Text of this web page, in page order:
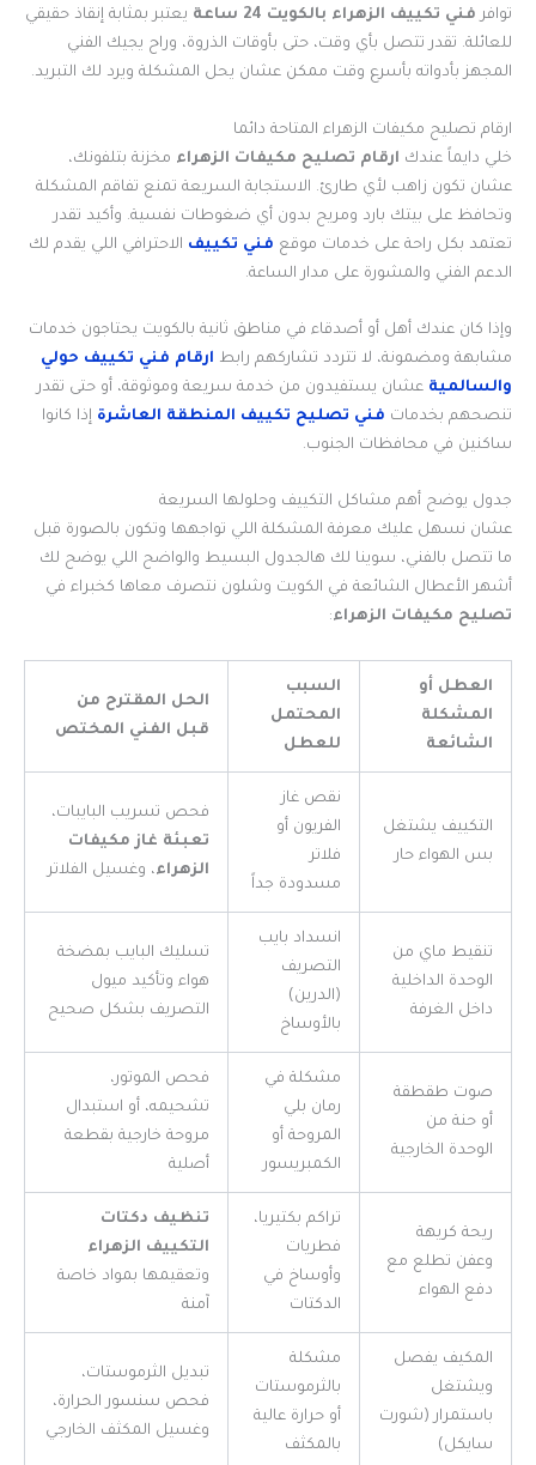
توافر فني تكييف الزهراء بالكويت
يعتبر بمثابة إنقاذ حقيقي
للعائلة. تقدر تتصل بأي وقت، حتى بأوقات الذروة، وراح يجيك الفني
المجهز بأدواته بأسرع وقت ممكن عشان يحل المشكلة ويرد لك التبريد.
ارقام تصليح مكيفات الزهراء المتاحة دائما
خلي دايماً عندك ارقام تصليح مكيفات الزهراء مخزنة بتلفونك،
عشان تكون زاهب لأي طارئ. الاستجابة السريعة تمنع تفاقم المشكلة
وتحافظ على بيتك بارد ومريح بدون أي ضغوطات نفسية. وأكيد تقدر
تعتمد بكل راحة على خدمات موقع فني تكييف الاحترافي اللي يقدم لك
الدعم الفني والمشورة على مدار الساعة.
وإذا كان عندك أهل أو أصدقاء في مناطق ثانية بالكويت يحتاجون خدمات
مشابهة ومضمونة، لا تتردد تشاركهم رابط ارقام فني تكييف حولي
والسالمية عشان يستفيدون من خدمة سريعة وموثوقة، أو حتى تقدر
تنصحهم بخدمات فني تصليح تكييف المنطقة العاشرة إذا كانوا
ساكنين في محافظات الجنوب.
جدول يوضح أهم مشاكل التكييف وحلولها السريعة
عشان نسهل عليك معرفة المشكلة اللي تواجهها وتكون بالصورة قبل
ما تتصل بالفني، سوينا لك هالجدول البسيط والواضح اللي يوضح لك
أشهر الأعطال الشائعة في الكويت وشلون نتصرف معاها كخبراء في
تصليح مكيفات الزهراء:
العطل أو
المشكلة
الشائعة
السبب
المحتمل
للعطل
الحل المقترح من
قبل الفني المختص
التكييف يشتغل
بس الهواء حار
نقص غاز
الفريون أو
فلاتر
مسدودة جداً
فحص تسريب البايبات،
تعبئة غاز مكيفات
الزهراء، وغسيل الفلاتر
تنقيط ماي من
الوحدة الداخلية
داخل الغرفة
انسداد بايب
التصريف
(الدرين)
بالأوساخ
تسليك البايب بمضخة
هواء وتأكيد ميول
التصريف بشكل صحيح
صوت طقطقة
أو حنة من
الوحدة الخارجية
مشكلة في
رمان بلي
المروحة أو
الكمبريسور
فحص الموتور،
تشحيمه، أو استبدال
مروحة خارجية بقطعة
أصلية
ريحة كريهة
وعفن تطلع مع
دفع الهواء
تراكم بكتيريا،
فطريات
وأوساخ في
الدكتات
تنظيف دكتات
التكييف الزهراء
وتعقيمها بمواد خاصة
آمنة
المكيف يفصل
ويشتغل
باستمرار (شورت
سايكل)
مشكلة
بالثرموستات
أو حرارة عالية
بالمكثف
تبديل الثرموستات،
فحص سنسور الحرارة،
وغسيل المكثف الخارجي